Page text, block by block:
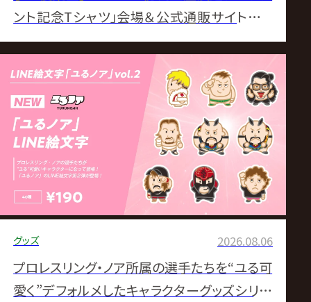
ント記念Tシャツ」会場＆公式通販サイトにて
販売決定！
グッズ 2026.08.06
プロレスリング・ノア所属の選手たちを“ユる可
愛く”デフォルメしたキャラクターグッズシリー